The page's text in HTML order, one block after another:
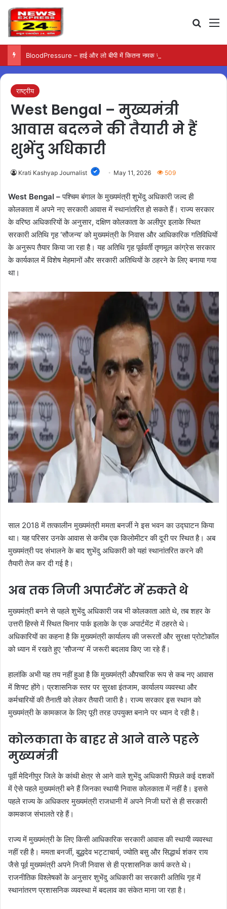
राष्ट्रीय
West Bengal – मुख्यमंत्री
आवास बदलने की तैयारी मे हैं
शुभेंदु अधिकारी
Krati Kashyap Journalist May 11, 2026 509
West Bengal –पश्चिम बंगाल के मुख्यमंत्री शुभेंदु अधिकारी जल्द ही
कोलकाता में अपने नए सरकारी आवास में स्थानांतरित हो सकते हैं। राज्य सरकार
के वरिष्ठ अधिकारियों के अनुसार, दक्षिण कोलकाता के अलीपुर इलाके स्थित
सरकारी अतिथि गृह ‘सौजन्य’ को मुख्यमंत्री के निवास और आधिकारिक गतिविधियों
के अनुरूप तैयार किया जा रहा है। यह अतिथि गृह पूर्ववर्ती तृणमूल कांग्रेस सरकार
के कार्यकाल में विशेष मेहमानों और सरकारी अतिथियों के ठहरने के लिए बनाया गया
था।
साल 2018 में तत्कालीन मुख्यमंत्री ममता बनर्जी ने इस भवन का उद्घाटन किया
था। यह परिसर उनके आवास से करीब एक किलोमीटर की दूरी पर स्थित है। अब
मुख्यमंत्री पद संभालने के बाद शुभेंदु अधिकारी को यहां स्थानांतरित करने की
तैयारी तेज कर दी गई है।
अब तक निजी अपार्टमेंट में रुकते थे
मुख्यमंत्री बनने से पहले शुभेंदु अधिकारी जब भी कोलकाता आते थे, तब शहर के
उत्तरी हिस्से में स्थित चिनार पार्क इलाके के एक अपार्टमेंट में ठहरते थे।
अधिकारियों का कहना है कि मुख्यमंत्री कार्यालय की जरूरतों और सुरक्षा प्रोटोकॉल
को ध्यान में रखते हुए ‘सौजन्य’ में जरूरी बदलाव किए जा रहे हैं।
हालांकि अभी यह तय नहीं हुआ है कि मुख्यमंत्री औपचारिक रूप से कब नए आवास
में शिफ्ट होंगे। प्रशासनिक स्तर पर सुरक्षा इंतजाम, कार्यालय व्यवस्था और
कर्मचारियों की तैनाती को लेकर तैयारी जारी है। राज्य सरकार इस स्थान को
मुख्यमंत्री के कामकाज के लिए पूरी तरह उपयुक्त बनाने पर ध्यान दे रही है।
कोलकाता के बाहर से आने वाले पहले
मुख्यमंत्री
पूर्वी मेदिनीपुर जिले के कांथी क्षेत्र से आने वाले शुभेंदु अधिकारी पिछले कई दशकों
में ऐसे पहले मुख्यमंत्री बने हैं जिनका स्थायी निवास कोलकाता में नहीं है। इससे
पहले राज्य के अधिकतर मुख्यमंत्री राजधानी में अपने निजी घरों से ही सरकारी
कामकाज संभालते रहे हैं।
राज्य में मुख्यमंत्री के लिए किसी आधिकारिक सरकारी आवास की स्थायी व्यवस्था
नहीं रही है। ममता बनर्जी, बुद्धदेव भट्टाचार्य, ज्योति बसु और सिद्धार्थ शंकर राय
जैसे पूर्व मुख्यमंत्री अपने निजी निवास से ही प्रशासनिक कार्य करते थे।
राजनीतिक विश्लेषकों के अनुसार शुभेंदु अधिकारी का सरकारी अतिथि गृह में
स्थानांतरण प्रशासनिक व्यवस्था में बदलाव का संकेत माना जा रहा है।